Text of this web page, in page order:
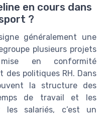
en cours dans
?
généralement une
plusieurs projets
en conformité
des politiques RH. Dans
la structure des
de travail et les
salariés, c’est un